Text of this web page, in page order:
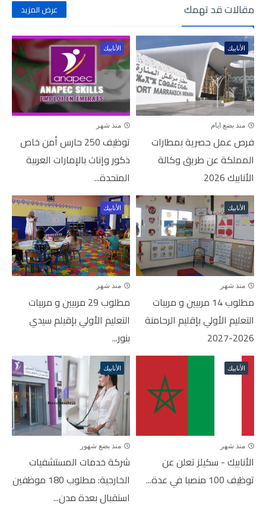
مقالات قد تهمك عرض المزيد
الأنابيك
منذ بضع ايام
فرص عمل حصرية بمطارات
المملكة عن طريق وكالة
الأنابيك 2026
الأنابيك
منذ شهر
توظيف 250 حارس أمن خاص
ذكور وإناث بالإمارات العربية
المتحدة...
الأنابيك
منذ شهر
مطلوب 14 مربيين و مربيات
التعليم الأولي بإقليم الرحامنة
2026-2027
الأنابيك
منذ شهر
مطلوب 29 مربيين و مربيات
التعليم الأولي بإقيلم سيدي
بنور...
الأنابيك
منذ شهر
الأنابيك - سكيلز تعلن عن
توظيف 100 منصبا في عدة...
الأنابيك
منذ بضع شهور
شركة خدمات المستشفيات
الخارجية: مطلوب 180 موظفين
استقبال بعدة مدن...